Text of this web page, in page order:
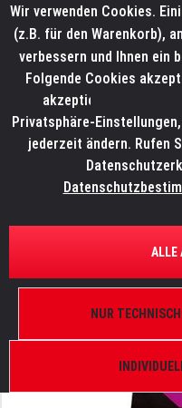
ÜBERSICHT
ELATION 9900011013
Wir verwenden Cookies.
(z.B. für den Warenkorb),
verbessern und Ihnen ein
Folgende Cookies
akzeptieren. Weitere
Privatsphäre-
jederzeit ändern. Rufen
NUR
ALLE